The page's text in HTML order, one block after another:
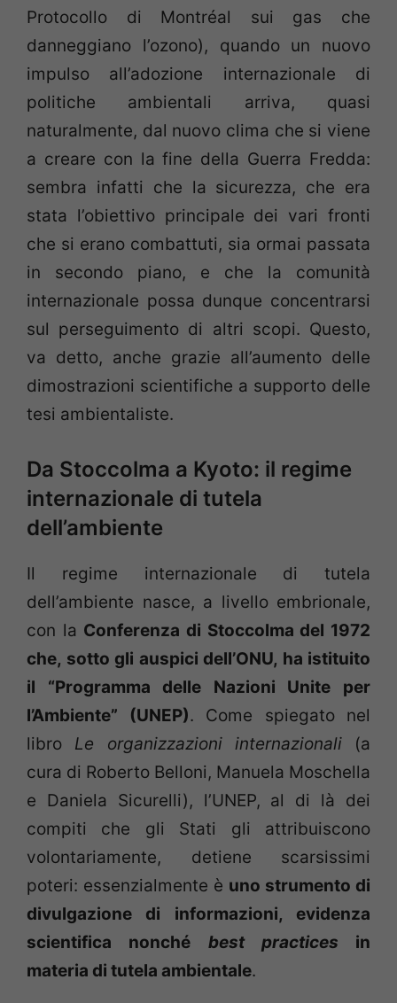
Protocollo di Montréal sui gas che
danneggiano l’ozono), quando un nuovo
impulso all’adozione internazionale di
politiche ambientali arriva, quasi
naturalmente, dal nuovo clima che si viene
a creare con la fine della Guerra Fredda:
sembra infatti che la sicurezza, che era
stata l’obiettivo principale dei vari fronti
che si erano combattuti, sia ormai passata
in secondo piano, e che la comunità
internazionale possa dunque concentrarsi
sul perseguimento di altri scopi. Questo,
va detto, anche grazie all’aumento delle
dimostrazioni scientifiche a supporto delle
tesi ambientaliste.
Da Stoccolma a Kyoto: il regime
internazionale di tutela
dell’ambiente
Il regime internazionale di tutela
dell’ambiente nasce, a livello embrionale,
con la Conferenza di Stoccolma del 1972
che, sotto gli auspici dell’ONU, ha istituito
il “Programma delle Nazioni Unite per
l’Ambiente” (UNEP). Come spiegato nel
libro Le organizzazioni internazionali(a
cura di Roberto Belloni, Manuela Moschella
e Daniela Sicurelli), l’UNEP, al di là dei
compiti che gli Stati gli attribuiscono
volontariamente, detiene scarsissimi
poteri: essenzialmente è uno strumento di
divulgazione di informazioni, evidenza
scientifica nonché best practices in
materia di tutela ambientale.